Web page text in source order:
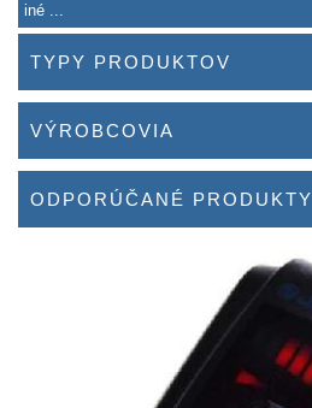
iné ...
TYPY PRODUKTOV
VÝROBCOVIA
ODPORÚČANÉ PRODUKTY